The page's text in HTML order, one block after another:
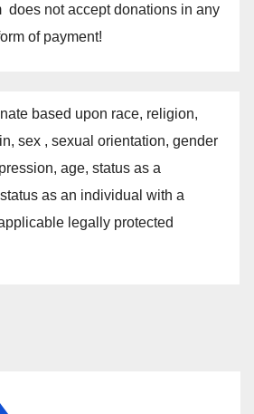
does not accept donations in any
of payment!
based upon race, religion,
sex , sexual orientation, gender
age, status as a
as an individual with a
legally protected